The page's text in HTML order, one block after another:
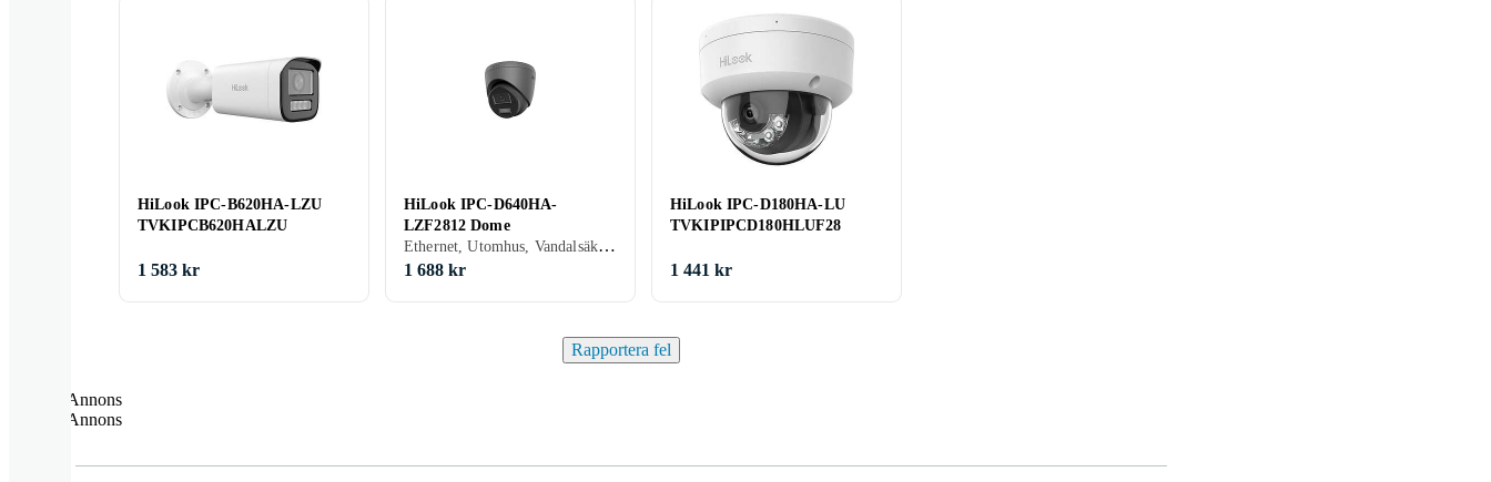
HiLook IPC-B620HA-LZU
TVKIPCB620HALZU
1 583 kr
HiLook IPC-D640HA-
LZF2812 Dome
Ethernet, Utomhus, Vandalsäker, Allvädersskydd (damm/fukttålig), Power over Ethernet (PoE)
1 688 kr
HiLook IPC-D180HA-LU
TVKIPIPCD180HLUF28
1 441 kr
Rapportera fel
Annons
Annons